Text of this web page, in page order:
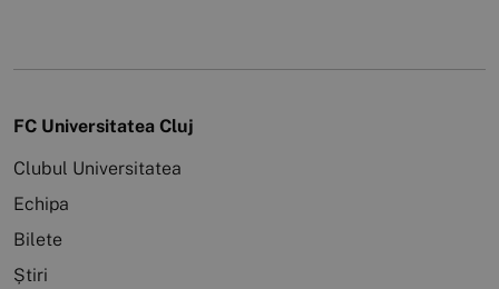
FC Universitatea Cluj
Clubul Universitatea
Echipa
Bilete
Știri